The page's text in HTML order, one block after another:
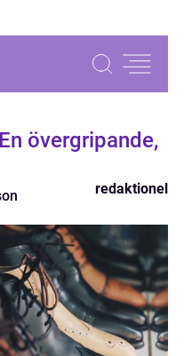
övergripande,
redaktionel